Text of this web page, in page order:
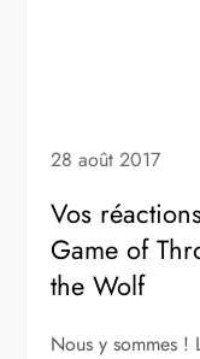
28 août 2017
Vos
Game of
the Wolf
Nous y sommes !